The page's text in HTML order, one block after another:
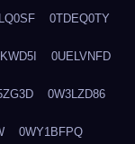
0TDEQ0TY
0UELVNFD
0W3LZD86
0WY1BFPQ